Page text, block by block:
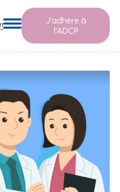
J'adhère à
l'ADCP